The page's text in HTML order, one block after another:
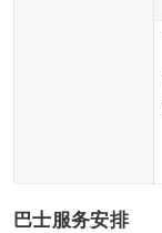
巴士服务安排